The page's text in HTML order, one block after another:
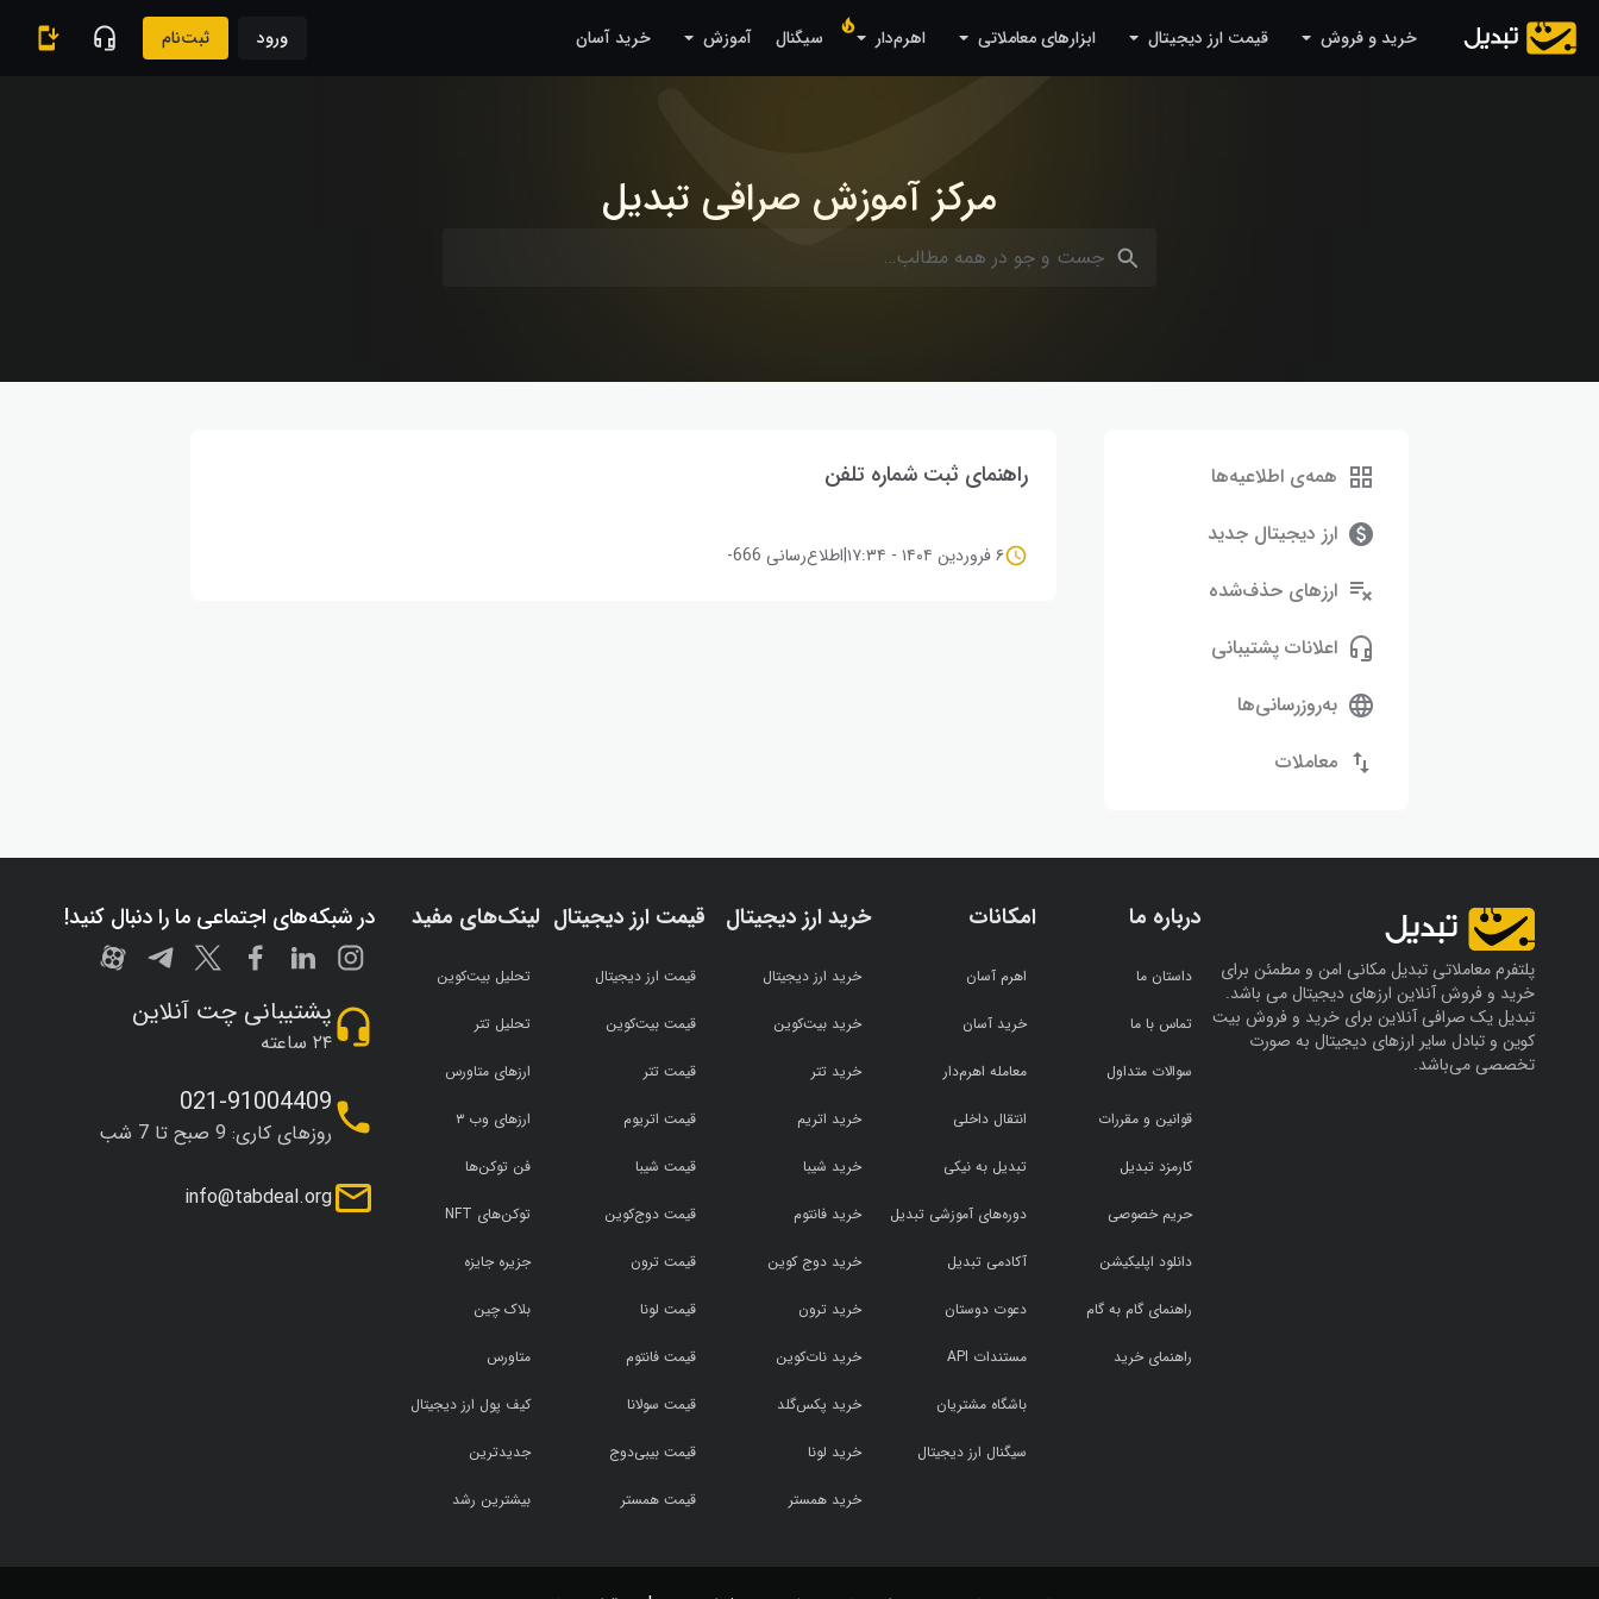
خرید و فروش قیمت ارز دیجیتال ابزارهای معاملاتی اهرم‌دار سیگنال آموزش خرید آسان ورود ثبت‌نام
مرکز آموزش صرافی تبدیل
همه‌ی اطلاعیه‌ها
ارز دیجیتال جدید
ارزهای حذف‌شده
اعلانات پشتیبانی
به‌روزرسانی‌ها
معاملات
راهنمای ثبت شماره تلفن
۶ فروردین ۱۴۰۴ - ۱۷:۳۴ |اطلاع‌رسانی 666-
پلتفرم معاملاتی تبدیل مکانی امن و مطمئن برای
خرید و فروش آنلاین ارز‌های دیجیتال می باشد.
تبدیل یک صرافی آنلاین برای خرید و فروش بیت
کوین و تبادل سایر ارزهای دیجیتال به صورت
تخصصی می‌باشد.
درباره ما
داستان ما
تماس با ما
سوالات متداول
قوانین و مقررات
کارمزد تبدیل
حریم خصوصی
دانلود اپلیکیشن
راهنمای گام به گام
راهنمای خرید
امکانات
اهرم آسان
خرید آسان
معامله اهرم‌دار
انتقال داخلی
تبدیل به نیکی
دوره‌های آموزشی تبدیل
آکادمی تبدیل
دعوت دوستان
مستندات API
باشگاه مشتریان
سیگنال ارز دیجیتال
خرید ارز دیجیتال
خرید ارز دیجیتال
خرید بیت‌کوین
خرید تتر
خرید اتریم
خرید شیبا
خرید فانتوم
خرید دوج کوین
خرید ترون
خرید نات‌کوین
خرید پکس‌گلد
خرید لونا
خرید همستر
قیمت ارز دیجیتال
قیمت ارز دیجیتال
قیمت بیت‌کوین
قیمت تتر
قیمت اتریوم
قیمت شیبا
قیمت دوج‌کوین
قیمت ترون
قیمت لونا
قیمت فانتوم
قیمت سولانا
قیمت بیبی‌دوج
قیمت همستر
لینک‌های مفید
تحلیل بیت‌کوین
تحلیل تتر
ارزهای متاورس
ارزهای وب ۳
فن توکن‌ها
توکن‌های NFT
جزیره جایزه
بلاک چین
متاورس
کیف پول ارز دیجیتال
جدیدترین
بیشترین رشد
در شبکه‌های اجتماعی ما را دنبال کنید!
پشتیبانی چت آنلاین
۲۴ ساعته
021-91004409
روزهای کاری: 9 صبح تا 7 شب
info@tabdeal.org